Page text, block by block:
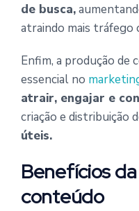
de busca,
atraindo mais tráfego
Enfim, a produção de
essencial no
atrair, engajar e
criação e distribuição
úteis.
Benefícios
conteúdo